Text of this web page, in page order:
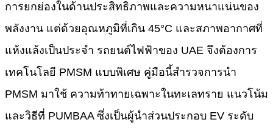
การยกย่องในด้านประสิทธิภาพและความหนาแน่นของ
พลังงาน แต่ด้วยอุณหภูมิที่เกิน 45°C และสภาพอากาศที่
แห้งแล้งเป็นประจำ รถยนต์ไฟฟ้าของ UAE จึงต้องการ
เทคโนโลยี PMSM แบบพิเศษ คู่มือนี้สำรวจการนำ
PMSM มาใช้ ความท้าทายเฉพาะในทะเลทราย แนวโน้ม
และวิธีที่ PUMBAA ซึ่งเป็นผู้นำส่วนประกอบ EV ระดับ